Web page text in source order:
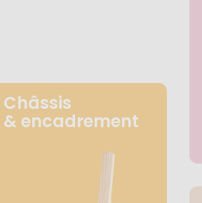
Châssis
& encadrement